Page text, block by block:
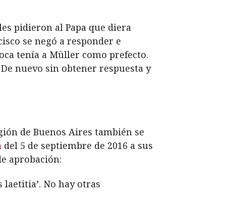
pidieron al Papa que diera
se negó a responder e
tenía a Müller como prefecto.
nuevo sin obtener respuesta y
de Buenos Aires también se
del 5 de septiembre de 2016 a sus
aprobación:
No hay otras